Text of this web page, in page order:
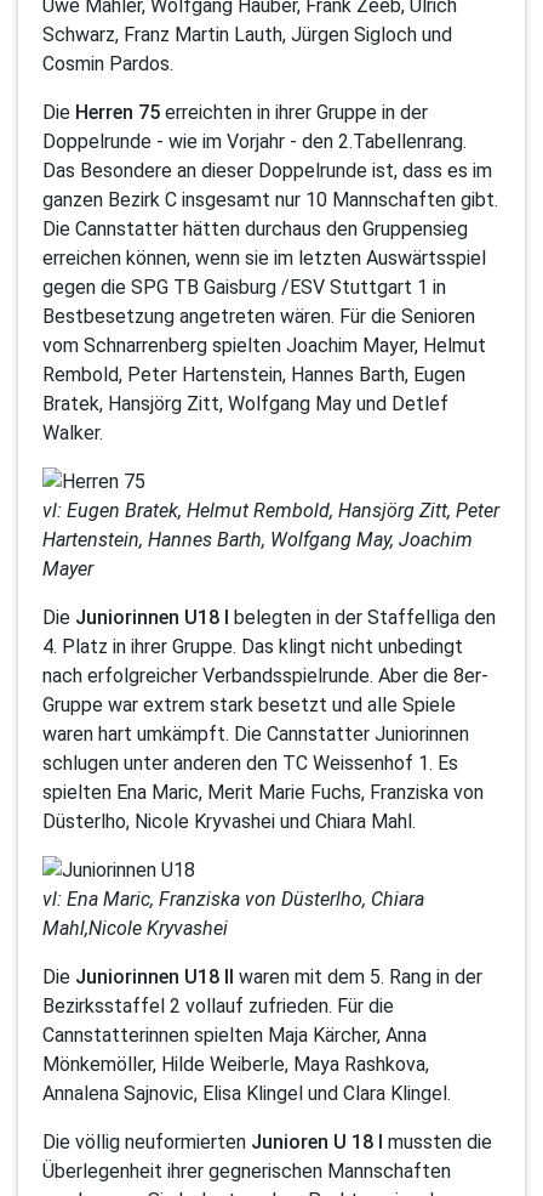
Uwe Mahler, Wolfgang Hauber, Frank Zeeb, Ulrich
Schwarz, Franz Martin Lauth, Jürgen Sigloch und
Cosmin Pardos.
Die Herren 75 erreichten in ihrer Gruppe in der
Doppelrunde - wie im Vorjahr - den 2.Tabellenrang.
Das Besondere an dieser Doppelrunde ist, dass es im
ganzen Bezirk C insgesamt nur 10 Mannschaften gibt.
Die Cannstatter hätten durchaus den Gruppensieg
erreichen können, wenn sie im letzten Auswärtsspiel
gegen die SPG TB Gaisburg /ESV Stuttgart 1 in
Bestbesetzung angetreten wären. Für die Senioren
vom Schnarrenberg spielten Joachim Mayer, Helmut
Rembold, Peter Hartenstein, Hannes Barth, Eugen
Bratek, Hansjörg Zitt, Wolfgang May und Detlef
Walker.
vl: Eugen Bratek, Helmut Rembold, Hansjörg Zitt, Peter
Hartenstein, Hannes Barth, Wolfgang May, Joachim
Mayer
Die Juniorinnen U18 I belegten in der Staffelliga den
4. Platz in ihrer Gruppe. Das klingt nicht unbedingt
nach erfolgreicher Verbandsspielrunde. Aber die 8er-
Gruppe war extrem stark besetzt und alle Spiele
waren hart umkämpft. Die Cannstatter Juniorinnen
schlugen unter anderen den TC Weissenhof 1. Es
spielten Ena Maric, Merit Marie Fuchs, Franziska von
Düsterlho, Nicole Kryvashei und Chiara Mahl.
vl: Ena Maric, Franziska von Düsterlho, Chiara
Mahl,Nicole Kryvashei
Die Juniorinnen U18 II waren mit dem 5. Rang in der
Bezirksstaffel 2 vollauf zufrieden. Für die
Cannstatterinnen spielten Maja Kärcher, Anna
Mönkemöller, Hilde Weiberle, Maya Rashkova,
Annalena Sajnovic, Elisa Klingel und Clara Klingel.
Die völlig neuformierten Junioren U 18 I mussten die
Überlegenheit ihrer gegnerischen Mannschaften